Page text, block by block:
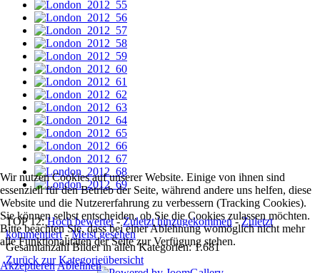
TOP 12:Hoch bewertet-Zuletzt hinzugekommen-Zuletzt
kommentiert-Meist gesehen
Gesamtanzahl Bilder in allen Kategorien: 1.681
Zurück zur Kategorieübersicht
Wir nutzen Cookies auf unserer Website. Einige von ihnen sind
essenziell für den Betrieb der Seite, während andere uns helfen, diese
Website und die Nutzererfahrung zu verbessern (Tracking Cookies).
Sie können selbst entscheiden, ob Sie die Cookies zulassen möchten.
Bitte beachten Sie, dass bei einer Ablehnung womöglich nicht mehr
alle Funktionalitäten der Seite zur Verfügung stehen.
AkzeptierenAblehnen